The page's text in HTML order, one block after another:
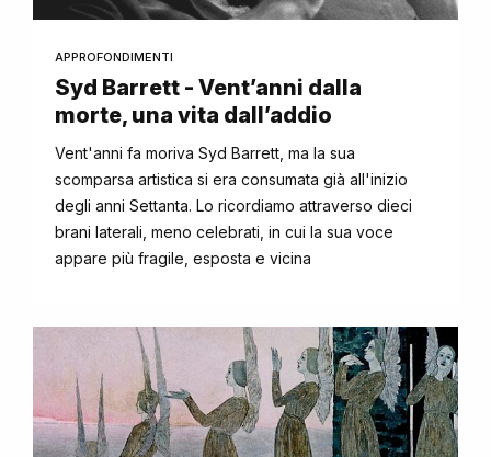
APPROFONDIMENTI
Syd Barrett - Vent’anni dalla
morte, una vita dall’addio
Vent'anni fa moriva Syd Barrett, ma la sua
scomparsa artistica si era consumata già all'inizio
degli anni Settanta. Lo ricordiamo attraverso dieci
brani laterali, meno celebrati, in cui la sua voce
appare più fragile, esposta e vicina